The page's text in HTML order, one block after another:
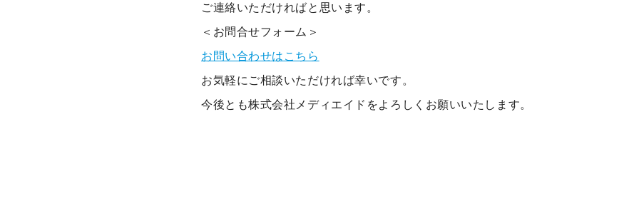
ご連絡いただければと思います。
＜お問合せフォーム＞
お問い合わせはこちら
お気軽にご相談いただければ幸いです。
今後とも株式会社メディエイドをよろしくお願いいたします。